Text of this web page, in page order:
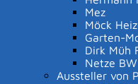
Mez
Möck
Garten-
Dirk Müh
Netze BW
Aussteller von
Donnerstag,
Bunter Nachmittag mit
14.09.2026 - 19 Uhr